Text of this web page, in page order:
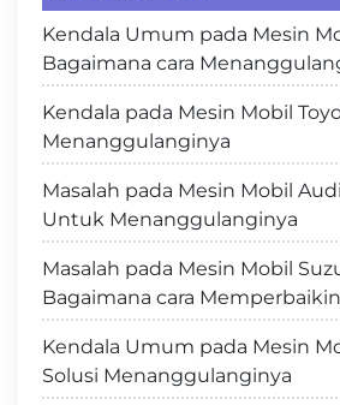
Kendala Umum pada Mesin
Bagaimana cara
Kendala pada Mesin Mobil
Menanggulanginya
Masalah pada Mesin Mobil
Untuk Menanggulanginya
Masalah pada Mesin Mobil
Bagaimana cara
Kendala Umum pada Mesin
Solusi Menanggulanginya